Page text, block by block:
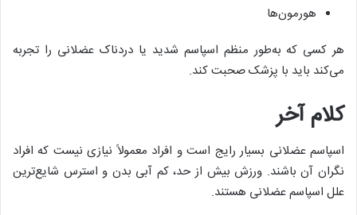
هورمون‌ها
هر کسی که به‌طور منظم اسپاسم شدید یا دردناک عضلانی را تجربه
می‌کند باید با پزشک صحبت کند.
کلام آخر
اسپاسم عضلانی بسیار رایج است و افراد معمولاً نیازی نیست که افراد
نگران آن باشند. ورزش بیش از حد، کم آبی بدن و استرس شایع‌ترین
علل اسپاسم عضلانی هستند.